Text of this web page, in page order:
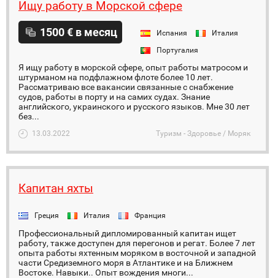
Ищу работу в Морской сфере
1500 € в месяц Испания
Италия
Португалия
Я ищу работу в морской сфере, опыт работы матросом и
штурманом на подфлажном флоте более 10 лет.
Рассматриваю все вакансии связанные с снабжение
судов, работы в порту и на самих судах. Знание
английского, украинского и русского языков. Мне 30 лет
без...
13.03.2022 Туризм - Здоровье / Моряк
Капитан яхты
Греция Италия Франция
Профессиональный дипломированный капитан ищет
работу, также доступен для перегонов и регат. Более 7 лет
опыта работы яхтенным моряком в восточной и западной
части Средиземного моря в Атлантике и на Ближнем
Востоке. Навыки.. Опыт вождения многи...